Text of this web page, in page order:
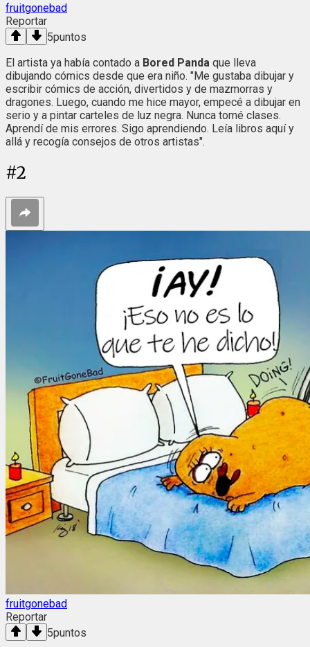
fruitgonebad
Reportar
5puntos
El artista ya había contado a Bored Panda que lleva
dibujando cómics desde que era niño. "Me gustaba dibujar y
escribir cómics de acción, divertidos y de mazmorras y
dragones. Luego, cuando me hice mayor, empecé a dibujar en
serio y a pintar carteles de luz negra. Nunca tomé clases.
Aprendí de mis errores. Sigo aprendiendo. Leía libros aquí y
allá y recogía consejos de otros artistas".
#2
fruitgonebad
Reportar
5puntos